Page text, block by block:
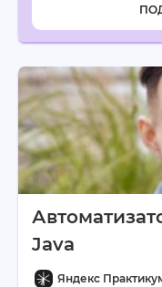
Java
Яндекс